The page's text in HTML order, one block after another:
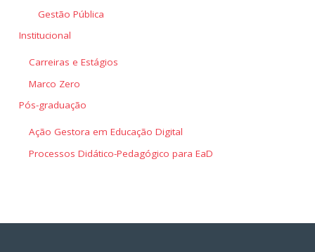
Gestão Pública
Institucional
Carreiras e Estágios
Marco Zero
Pós-graduação
Ação Gestora em Educação Digital
Processos Didático-Pedagógico para EaD